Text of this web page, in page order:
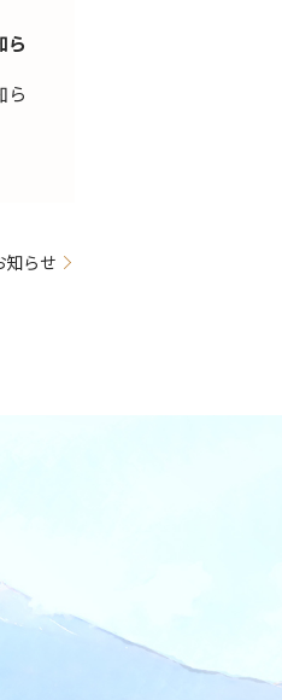
ら
ら
知らせ